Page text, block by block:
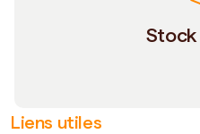
Liens utiles